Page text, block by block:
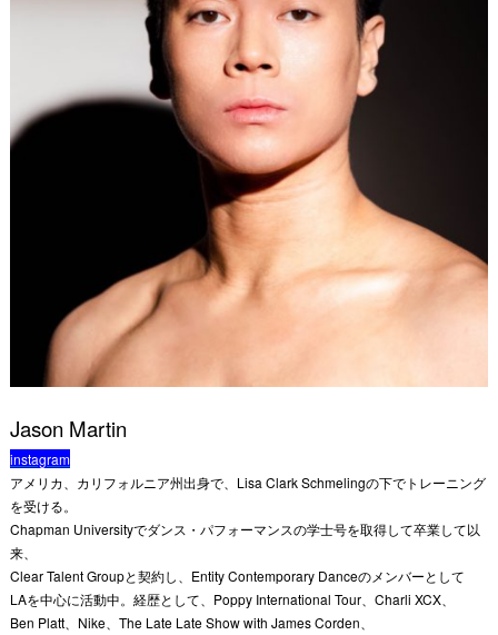
Jason Martin
instagram
アメリカ、カリフォルニア州出身で、Lisa Clark Schmelingの下でトレーニング
を受ける。
Chapman Universityでダンス・パフォーマンスの学士号を取得して卒業して以
来、
Clear Talent Groupと契約し、Entity Contemporary Danceのメンバーとして
LAを中心に活動中。経歴として、Poppy International Tour、Charli XCX、
Ben Platt、Nike、The Late Late Show with James Corden、